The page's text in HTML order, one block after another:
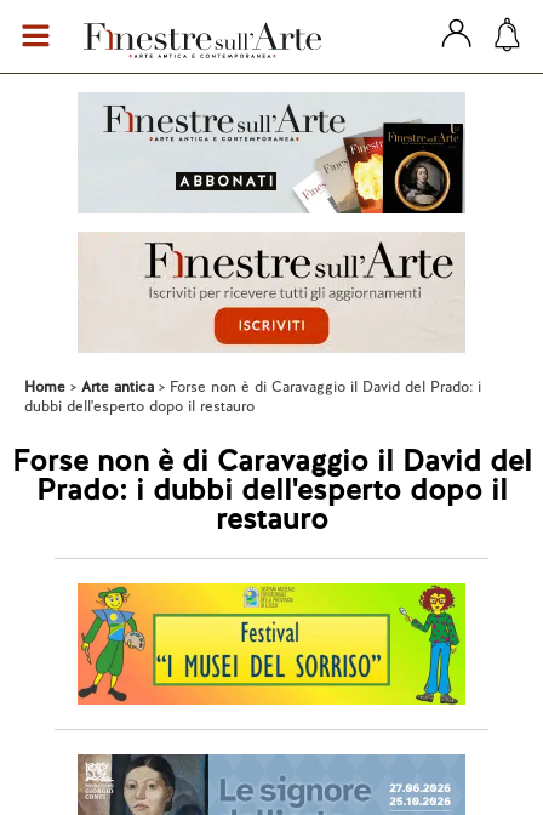
Home Arte antica
Forse non è di Caravaggio il David del Prado: i
dubbi dell'esperto dopo il restauro
Forse non è di Caravaggio il David del
Prado: i dubbi dell'esperto dopo il
restauro